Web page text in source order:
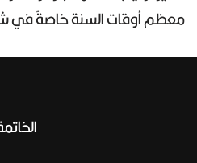
معظم أوقات السنة خاصةً في